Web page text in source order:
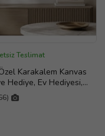
Teslimat
Karakalem Kanvas
Hediye, Ev Hediyesi,